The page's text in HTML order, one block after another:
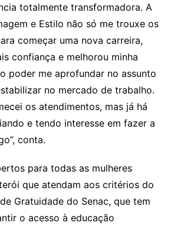
totalmente transformadora. A
e Estilo não só me trouxe os
começar uma nova carreira,
confiança e melhorou minha
poder me aprofundar no assunto
no mercado de trabalho.
os atendimentos, mas já há
e tendo interesse em fazer a
conta.
para todas as mulheres
que atendam aos critérios do
Gratuidade do Senac, que tem
o acesso à educação